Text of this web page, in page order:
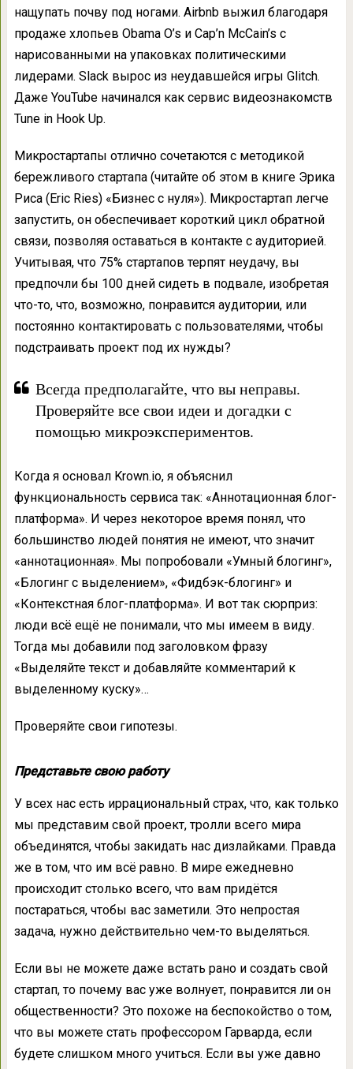
нащупать почву под ногами. Airbnb выжил благодаря
продаже хлопьев Obama O’s и Cap’n McCain’s с
нарисованными на упаковках политическими
лидерами. Slack вырос из неудавшейся игры Glitch.
Даже YouTube начинался как сервис видеознакомств
Tune in Hook Up.
Микростартапы отлично сочетаются с методикой
бережливого стартапа (читайте об этом в книге Эрика
Риса (Eric Ries) «Бизнес с нуля»). Микростартап легче
запустить, он обеспечивает короткий цикл обратной
связи, позволяя оставаться в контакте с аудиторией.
Учитывая, что 75% стартапов терпят неудачу, вы
предпочли бы 100 дней сидеть в подвале, изобретая
что-то, что, возможно, понравится аудитории, или
постоянно контактировать с пользователями, чтобы
подстраивать проект под их нужды?
Всегда предполагайте, что вы неправы.
Проверяйте все свои идеи и догадки с
помощью микроэкспериментов.
Когда я основал Krown.io, я объяснил
функциональность сервиса так: «Аннотационная блог-
платформа». И через некоторое время понял, что
большинство людей понятия не имеют, что значит
«аннотационная». Мы попробовали «Умный блогинг»,
«Блогинг с выделением», «Фидбэк-блогинг» и
«Контекстная блог-платформа». И вот так сюрприз:
люди всё ещё не понимали, что мы имеем в виду.
Тогда мы добавили под заголовком фразу
«Выделяйте текст и добавляйте комментарий к
выделенному куску»…
Проверяйте свои гипотезы.
Представьте свою работу
У всех нас есть иррациональный страх, что, как только
мы представим свой проект, тролли всего мира
объединятся, чтобы закидать нас дизлайками. Правда
же в том, что им всё равно. В мире ежедневно
происходит столько всего, что вам придётся
постараться, чтобы вас заметили. Это непростая
задача, нужно действительно чем-то выделяться.
Если вы не можете даже встать рано и создать свой
стартап, то почему вас уже волнует, понравится ли он
общественности? Это похоже на беспокойство о том,
что вы можете стать профессором Гарварда, если
будете слишком много учиться. Если вы уже давно